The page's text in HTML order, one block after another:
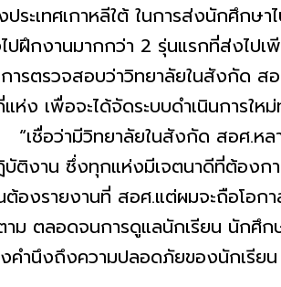
ระเทศเกาหลีใต้ ในการส่งนักศึกษ
ปฝึกงานมากกว่า 2 รุ่นแรกที่ส่งไป
ารตรวจสอบว่าวิทยาลัยในสังกัด
ห่ง เพื่อจะได้จัดระบบดำเนินการให
ามีวิทยาลัยในสังกัด สอศ.หลาย
ติงาน ซึ่งทุกแห่งมีเจตนาดีที่ต้องก
ต้องรายงานที่ สอศ.แต่ผมจะถือโอ
ม ตลอดจนการดูแลนักเรียน นักศึกษ
คำนึงถึงความปลอดภัยของนักเรีย